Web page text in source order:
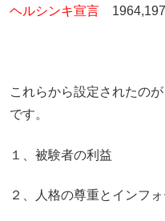
ヘルシンキ宣言
これらから設定されたの
です。
１、被験者の利益
２、人格の尊重とインフ